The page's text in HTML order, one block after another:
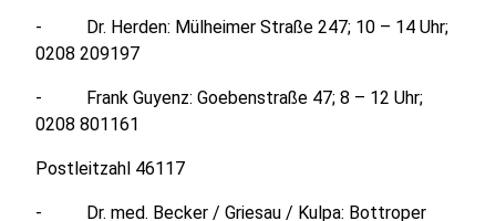
- Dr. Herden: Mülheimer Straße 247; 10 – 14 Uhr;
0208 209197
- Frank Guyenz: Goebenstraße 47; 8 – 12 Uhr;
0208 801161
Postleitzahl 46117
- Dr. med. Becker / Griesau / Kulpa: Bottroper